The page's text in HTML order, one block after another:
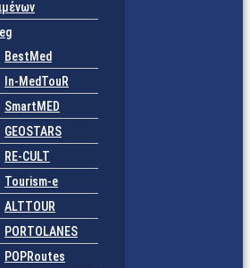
BestMed
In-MedTouR
SmartMED
GEOSTARS
RE-CULT
Tourism-e
ALTTOUR
PORTOLANES
POPRoutes